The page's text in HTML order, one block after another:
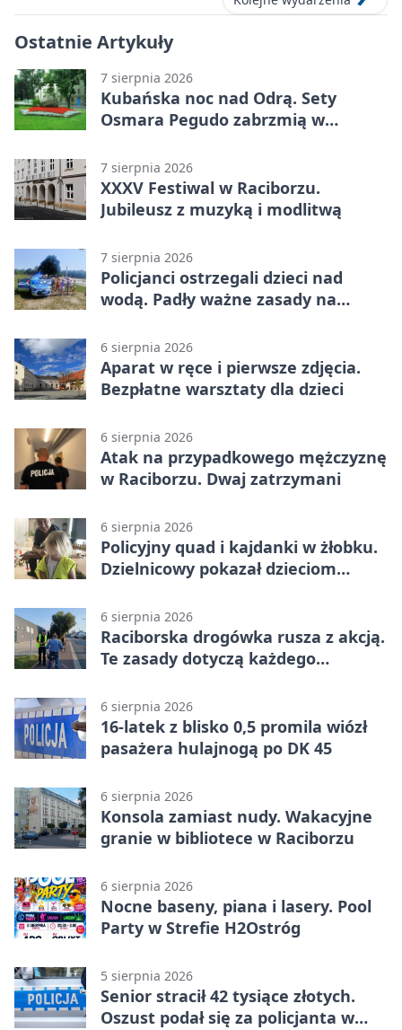
Ostatnie Artykuły
7 sierpnia 2026
Kubańska noc nad Odrą. Sety
Osmara Pegudo zabrzmią w
7 sierpnia 2026
XXXV Festiwal w Raciborzu.
Jubileusz z muzyką i modlitwą
7 sierpnia 2026
Policjanci ostrzegali dzieci nad
wodą. Padły ważne zasady na
6 sierpnia 2026
Aparat w ręce i pierwsze zdjęcia.
Bezpłatne warsztaty dla dzieci
6 sierpnia 2026
Atak na przypadkowego mężczyznę
w Raciborzu. Dwaj zatrzymani
6 sierpnia 2026
Policyjny quad i kajdanki w żłobku.
Dzielnicowy pokazał dzieciom
6 sierpnia 2026
Raciborska drogówka rusza z akcją.
Te zasady dotyczą każdego
6 sierpnia 2026
16-latek z blisko 0,5 promila wiózł
pasażera hulajnogą po DK 45
6 sierpnia 2026
Konsola zamiast nudy. Wakacyjne
granie w bibliotece w Raciborzu
6 sierpnia 2026
Nocne baseny, piana i lasery. Pool
Party w Strefie H2Ostróg
5 sierpnia 2026
Senior stracił 42 tysiące złotych.
Oszust podał się za policjanta w